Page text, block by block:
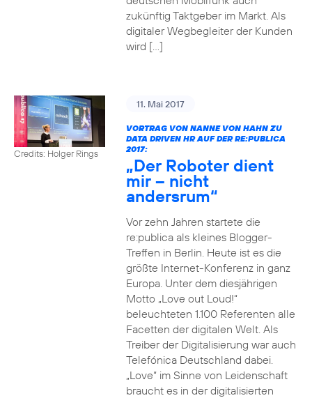
zukünftig Taktgeber im Markt. Als
digitaler Wegbegleiter der Kunden
wird […]
Credits: Holger Rings
11. Mai 2017
VORTRAG VON NANNE VON HAHN ZU
DATA DRIVEN HR AUF DER RE:PUBLICA
2017:
„Der Roboter dient
mir – nicht
andersrum“
Vor zehn Jahren startete die
re:publica als kleines Blogger-
Treffen in Berlin. Heute ist es die
größte Internet-Konferenz in ganz
Europa. Unter dem diesjährigen
Motto „Love out Loud!“
beleuchteten 1.100 Referenten alle
Facetten der digitalen Welt. Als
Treiber der Digitalisierung war auch
Telefónica Deutschland dabei.
„Love“ im Sinne von Leidenschaft
braucht es in der digitalisierten